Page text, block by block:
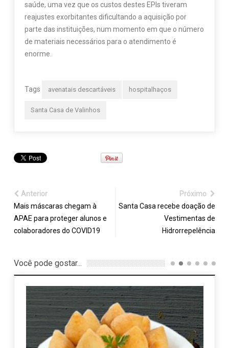
saúde, uma vez que os custos destes EPIs tiveram
reajustes exorbitantes dificultando a aquisição por
parte das instituições, num momento em que o número
de materiais necessários para o atendimento é
enorme.
Tags avenatais descartáveis hospitalhaços
Santa Casa de Valinhos
Anterior
Mais máscaras chegam à
APAE para proteger alunos e
colaboradores do COVID19
Próximo
Santa Casa recebe doação de
Vestimentas de
Hidrorrepelência
Você pode gostar...